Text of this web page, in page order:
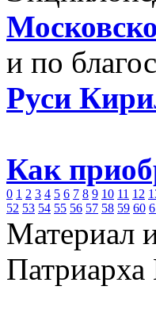
и по
Руси
Как
0 1 2 3 4 5 6 7 8 9 10 11 12
52 53 54 55 56 57 58 59 60
Материал